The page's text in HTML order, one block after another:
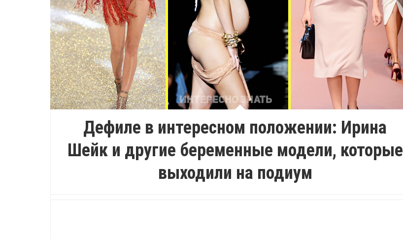
Дефиле в интересном положении: Ирина
Шейк и другие беременные модели, которые
выходили на подиум